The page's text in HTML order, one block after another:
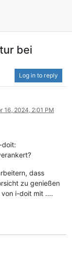
bei
Log in to reply
16, 2024, 2:01 PM
doit:
dass
zu genießen
i-doit mit ....